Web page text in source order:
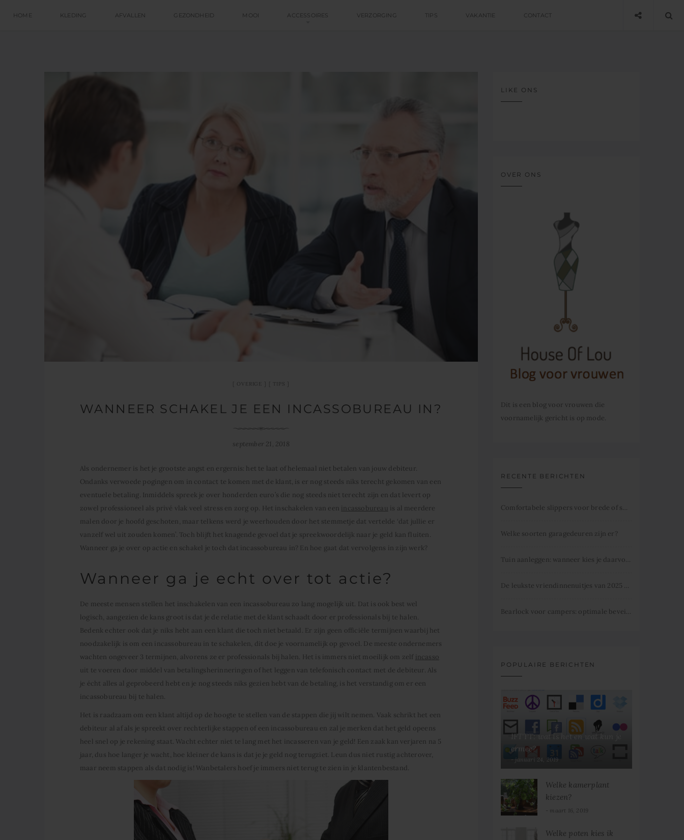
HOME KLEDING AFVALLEN GEZONDHEID MOOI ACCESSOIRES VERZORGING TIPS VAKANTIE CONTACT
OVERIGE TIPS
WANNEER SCHAKEL JE EEN INCASSOBUREAU IN?
september 21, 2018
Als ondernemer is het je grootste angst en ergernis: het te laat of helemaal niet betalen van jouw debiteur.
Ondanks verwoede pogingen om in contact te komen met de klant, is er nog steeds niks terecht gekomen van een
eventuele betaling. Inmiddels spreek je over honderden euro’s die nog steeds niet terecht zijn en dat levert op
zowel professioneel als privé vlak veel stress en zorg op. Het inschakelen van een incassobureau is al meerdere
malen door je hoofd geschoten, maar telkens werd je weerhouden door het stemmetje dat vertelde ‘dat jullie er
vanzelf wel uit zouden komen’. Toch blijft het knagende gevoel dat je spreekwoordelijk naar je geld kan fluiten.
Wanneer ga je over op actie en schakel je toch dat incassobureau in? En hoe gaat dat vervolgens in zijn werk?
Wanneer ga je echt over tot actie?
De meeste mensen stellen het inschakelen van een incassobureau zo lang mogelijk uit. Dat is ook best wel
logisch, aangezien de kans groot is dat je de relatie met de klant schaadt door er professionals bij te halen.
Bedenk echter ook dat je niks hebt aan een klant die toch niet betaald. Er zijn geen officiële termijnen waarbij het
noodzakelijk is om een incassobureau in te schakelen, dit doe je voornamelijk op gevoel. De meeste ondernemers
wachten ongeveer 3 termijnen, alvorens ze er professionals bij halen. Het is immers niet moeilijk om zelf incasso
uit te voeren door middel van betalingsherinneringen of het leggen van telefonisch contact met de debiteur. Als
je écht alles al geprobeerd hebt en je nog steeds niks gezien hebt van de betaling, is het verstandig om er een
incassobureau bij te halen.
Het is raadzaam om een klant altijd op de hoogte te stellen van de stappen die jij wilt nemen. Vaak schrikt het een
debiteur al af als je spreekt over rechterlijke stappen of een incassobureau en zal je merken dat het geld opeens
heel snel op je rekening staat. Wacht echter niet te lang met het incasseren van je geld! Een zaak kan verjaren na 5
jaar, dus hoe langer je wacht, hoe kleiner de kans is dat je je geld nog terugziet. Leun dus niet rustig achterover,
maar neem stappen als dat nodig is! Wanbetalers hoef je immers niet terug te zien in je klantenbestand.
LIKE ONS
OVER ONS
Dit is een blog voor vrouwen die
voornamelijk gericht is op mode.
RECENTE BERICHTEN
Comfortabele slippers voor brede of smalle voeten
Welke soorten garagedeuren zijn er?
Tuin aanleggen: wanneer kies je daarvoor
De leukste vriendinnenuitjes van 2025 dit mag je niet missen.
Bearlock voor campers: optimale beveiliging
POPULAIRE BERICHTEN
IFTTT: wat is het en wat kun je
ermee?
januari 24, 2019
Welke kamerplant
kiezen?
maart 16, 2019
Welke poten kies ik